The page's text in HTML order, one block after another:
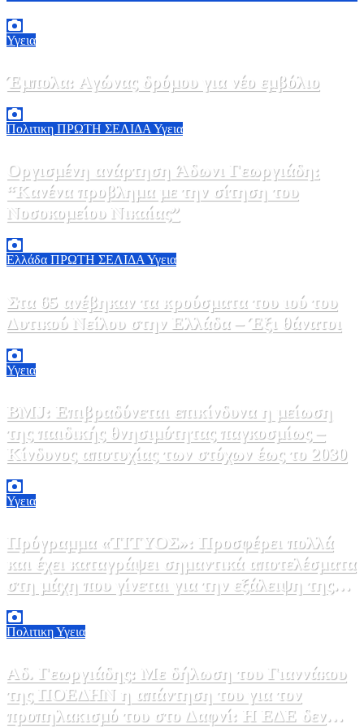
Υγεια
Έμπολα: Αγώνας δρόμου για νέο εμβόλιο
Πολιτικη ΠΡΩΤΗ ΣΕΛΙΔΑ Υγεια
Οργισμένη ανάρτηση Άδωνι Γεωργιάδη:
“Κανένα προβλημα με την σίτηση του
Νοσοκομείου Νικαίας”
Ελλάδα ΠΡΩΤΗ ΣΕΛΙΔΑΥγεια
Στα 65 ανέβηκαν τα κρούσματα του ιού του
Δυτικού Νείλου στην Ελλάδα – Έξι θάνατοι
Υγεια
BMJ: Επιβραδύνεται επικίνδυνα η μείωση
της παιδικής θνησιμότητας παγκοσμίως –
Κίνδυνος αποτυχίας των στόχων έως το 2030
Υγεια
Πρόγραμμα «ΤΙΤΥΟΣ»: Προσφέρει πολλά
και έχει καταγράψει σημαντικά αποτελέσματα
στη μάχη που γίνεται για την εξάλειψη της
ηπατίτιδας C
ΠολιτικηΥγεια
Αδ. Γεωργιάδης: Με δήλωση του Γιαννάκου
της ΠΟΕΔΗΝ η απάντηση του για τον
προπηλακισμό του στο Δαφνί: Η ΕΔΕ δεν